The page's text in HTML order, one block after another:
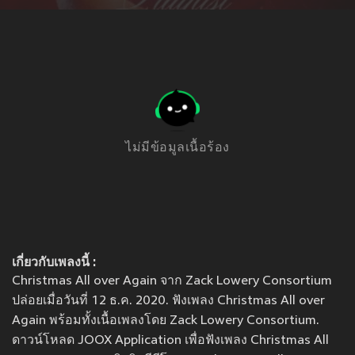
ไม่มีข้อมูลเนื้อร้อง
เกี่ยวกับเพลงนี้ :
Christmas All over Again จาก Zack Lowery Consortium
ปล่อยเมื่อวันที่ 12 ธ.ค. 2020. ฟังเพลง Christmas All over
Again พร้อมทั้งเนื้อเพลงโดย Zack Lowery Consortium.
ดาวน์โหลด JOOX Application เพื่อฟังเพลง Christmas All